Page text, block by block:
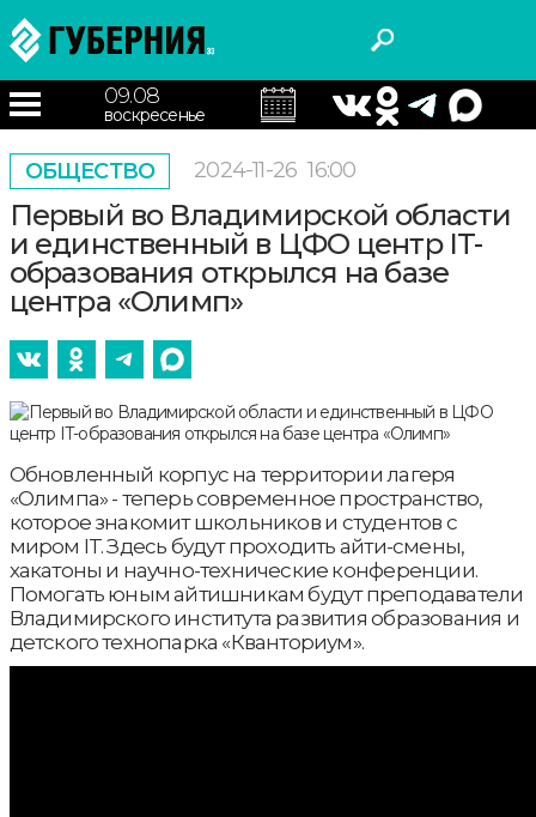
09.08
воскресенье
ОБЩЕСТВО 2024-11-26 16:00
Первый во Владимирской области
и единственный в ЦФО центр IT-
образования открылся на базе
центра «Олимп»
Обновленный корпус на территории лагеря
«Олимпа» - теперь современное пространство,
которое знакомит школьников и студентов с
миром IT. Здесь будут проходить айти-смены,
хакатоны и научно-технические конференции.
Помогать юным айтишникам будут преподаватели
Владимирского института развития образования и
детского технопарка «Кванториум».